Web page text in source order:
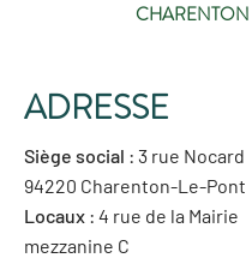
CHARENTON
ADRESSE
Siège social : 3 rue Nocard
94220 Charenton-Le-Pont
Locaux : 4 rue de la Mairie
mezzanine C